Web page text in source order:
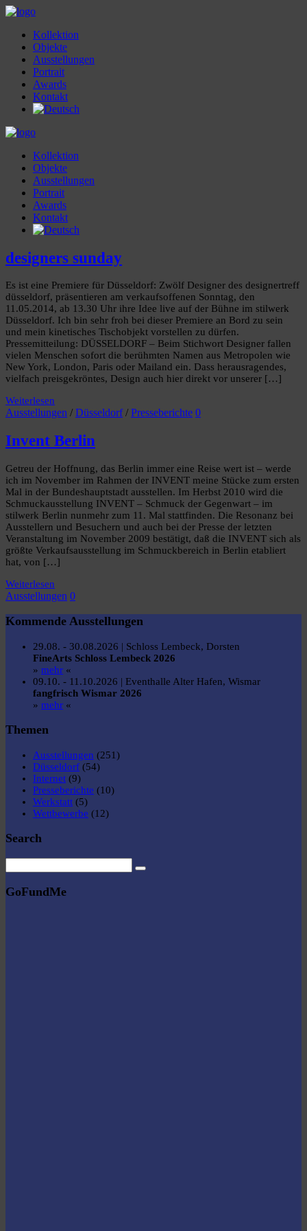
Kollektion
Objekte
Ausstellungen
Portrait
Awards
Kontakt
Kollektion
Objekte
Ausstellungen
Portrait
Awards
Kontakt
designers sunday
Es ist eine Premiere für Düsseldorf: Zwölf Designer des designertreff
düsseldorf, präsentieren am verkaufsoffenen Sonntag, den
11.05.2014, ab 13.30 Uhr ihre Idee live auf der Bühne im stilwerk
Düsseldorf. Ich bin sehr froh bei dieser Premiere an Bord zu sein
und mein kinetisches Tischobjekt vorstellen zu dürfen.
Pressemitteilung: DÜSSELDORF – Beim Stichwort Designer fallen
vielen Menschen sofort die berühmten Namen aus Metropolen wie
New York, London, Paris oder Mailand ein. Dass herausragendes,
vielfach preisgekröntes, Design auch hier direkt vor unserer […]
Weiterlesen
Ausstellungen / Düsseldorf/ Presseberichte 0
Invent Berlin
Getreu der Hoffnung, das Berlin immer eine Reise wert ist – werde
ich im November im Rahmen der INVENT meine Stücke zum ersten
Mal in der Bundeshauptstadt ausstellen. Im Herbst 2010 wird die
Schmuckausstellung INVENT – Schmuck der Gegenwart – im
stilwerk Berlin nunmehr zum 11. Mal stattfinden. Die Resonanz bei
Ausstellern und Besuchern und auch bei der Presse der letzten
Veranstaltung im November 2009 bestätigt, daß die INVENT sich als
größte Verkaufsausstellung im Schmuckbereich in Berlin etabliert
hat, von […]
Weiterlesen
Ausstellungen 0
Kommende Ausstellungen
29.08. - 30.08.2026 | Schloss Lembeck, Dorsten
FineArts Schloss Lembeck 2026
» mehr «
09.10. - 11.10.2026 | Eventhalle Alter Hafen, Wismar
fangfrisch Wismar 2026
» mehr «
Themen
Ausstellungen (251)
Düsseldorf (54)
Internet (9)
Presseberichte (10)
Werkstatt (5)
Wettbewerbe (12)
Search
GoFundMe